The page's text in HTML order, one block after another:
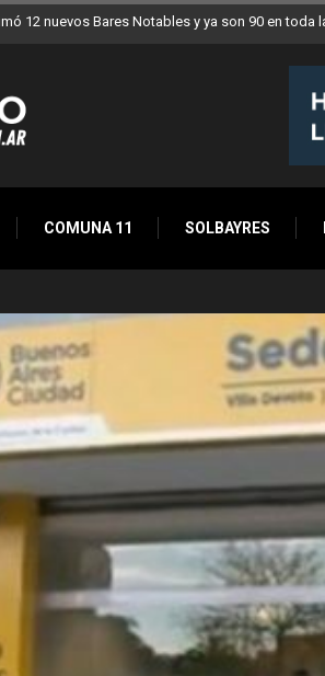
de la Ciudad llegan esta semana a Villa Devoto
COMUNA 11 SOLBAYRES